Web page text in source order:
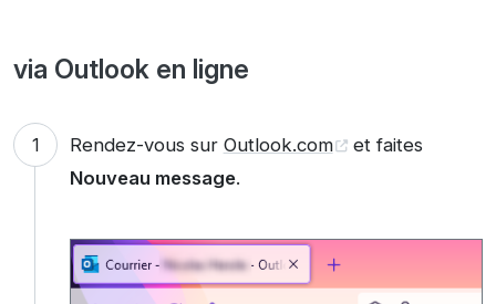
via Outlook en ligne
Rendez-vous sur Outlook.com
et faites
Nouveau message.